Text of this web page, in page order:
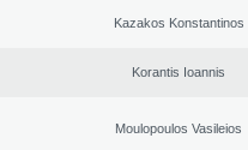
Kazakos Konstantinos
Korantis Ioannis
Moulopoulos Vasileios